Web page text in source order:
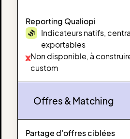
Reporting Qualiopi
Indicateurs natifs,
exportables
xNon disponible, à
custom
Offres & Matching
Partage d'offres ciblées